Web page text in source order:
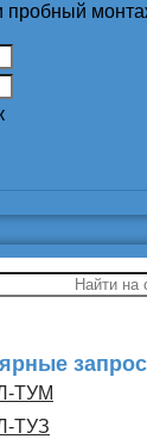
пробный
ТУМ
ТУЗ